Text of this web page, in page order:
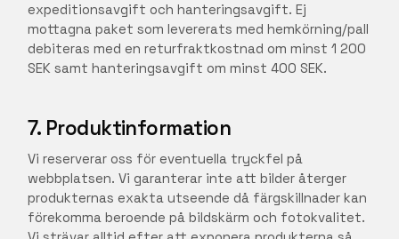
expeditionsavgift och hanteringsavgift. Ej
mottagna paket som levererats med hemkörning/pall
debiteras med en returfraktkostnad om minst 1 200
SEK samt hanteringsavgift om minst 400 SEK.
7. Produktinformation
Vi reserverar oss för eventuella tryckfel på
webbplatsen. Vi garanterar inte att bilder återger
produkternas exakta utseende då färgskillnader kan
förekomma beroende på bildskärm och fotokvalitet.